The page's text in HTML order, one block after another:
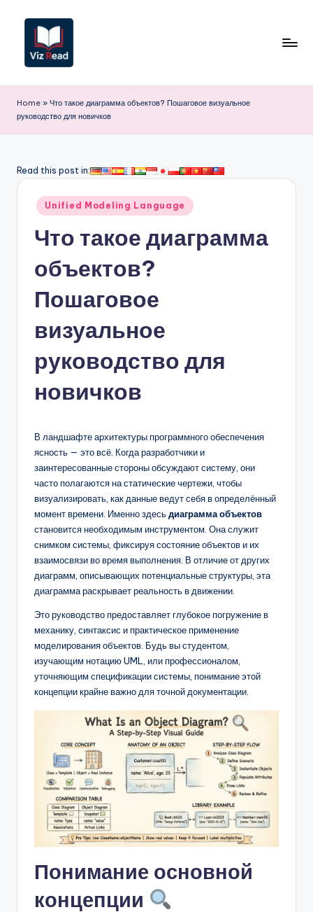
Перейти
содержимому
iz
R
a
si
A
o
w
&
D
Home » Что такое диаграмма объектов? Пошаговое визуальное
руководство для новичков
Read this post in:
Опубликовано
Unified Modeling Language
Что такое диаграмма
объектов?
Пошаговое
визуальное
руководство для
новичков
В ландшафте архитектуры программного обеспечения
ясность — это всё. Когда разработчики и
заинтересованные стороны обсуждают систему, они
часто полагаются на статические чертежи, чтобы
визуализировать, как данные ведут себя в определённый
момент времени. Именно здесьдиаграмма объектов
становится необходимым инструментом. Она служит
снимком системы, фиксируя состояние объектов и их
взаимосвязи во время выполнения. В отличие от других
диаграмм, описывающих потенциальные структуры, эта
диаграмма раскрывает реальность в движении.
Это руководство предоставляет глубокое погружение в
механику, синтаксис и практическое применение
моделирования объектов. Будь вы студентом,
изучающим нотацию UML, или профессионалом,
уточняющим спецификации системы, понимание этой
концепции крайне важно для точной документации.
Понимание основной
концепции